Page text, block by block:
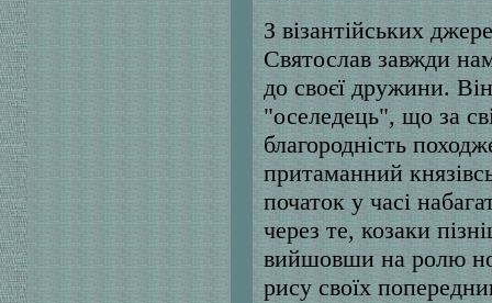
З візантійських
Святослав завжди
до своєї дружини.
"оселедець", що за
благородність
притаманний
початок у часі
через те, козаки
вийшовши на ролю
рису своїх